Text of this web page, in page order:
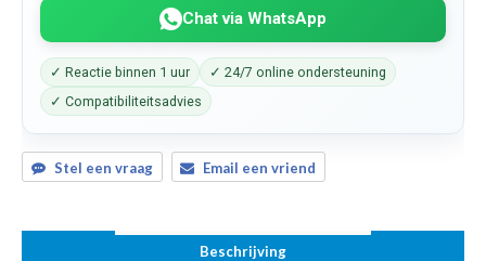
Chat via WhatsApp
✓ Reactie binnen 1 uur
✓ 24/7 online ondersteuning
✓ Compatibiliteitsadvies
Stel een vraag Email een vriend
Beschrijving